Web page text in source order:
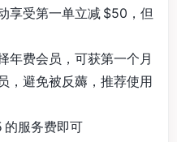
享受第一单立减 $50，但
年费会员，可获第一个月
，避免被反薅，推荐使用
的服务费即可